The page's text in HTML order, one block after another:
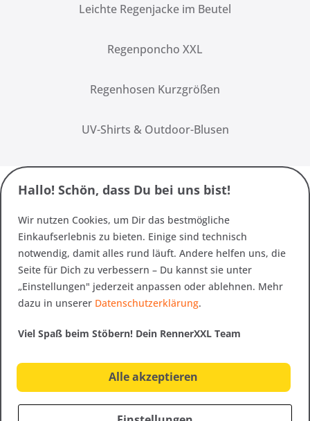
Leichte Regenjacke im Beutel
Regenponcho XXL
Regenhosen Kurzgrößen
UV-Shirts & Outdoor-Blusen
Hallo! Schön, dass Du bei uns bist!
Wir nutzen Cookies, um Dir das bestmögliche
Einkaufserlebnis zu bieten. Einige sind technisch
notwendig, damit alles rund läuft. Andere helfen uns, die
Seite für Dich zu verbessern – Du kannst sie unter
„Einstellungen" jederzeit anpassen oder ablehnen. Mehr
dazu in unserer Datenschutzerklärung.
Viel Spaß beim Stöbern! Dein RennerXXL Team
Alle akzeptieren